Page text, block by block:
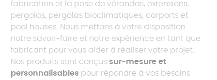
fabrication et la pose de vérandas, extensions,
pergolas, pergolas bioclimatiques, carports et
pool houses. Nous mettons à votre disposition
notre savoir-faire et notre expérience en tant que
fabricant pour vous aider à réaliser votre projet.
Nos produits sont conçussur-mesure et
personnalisables pour répondre à vos besoins